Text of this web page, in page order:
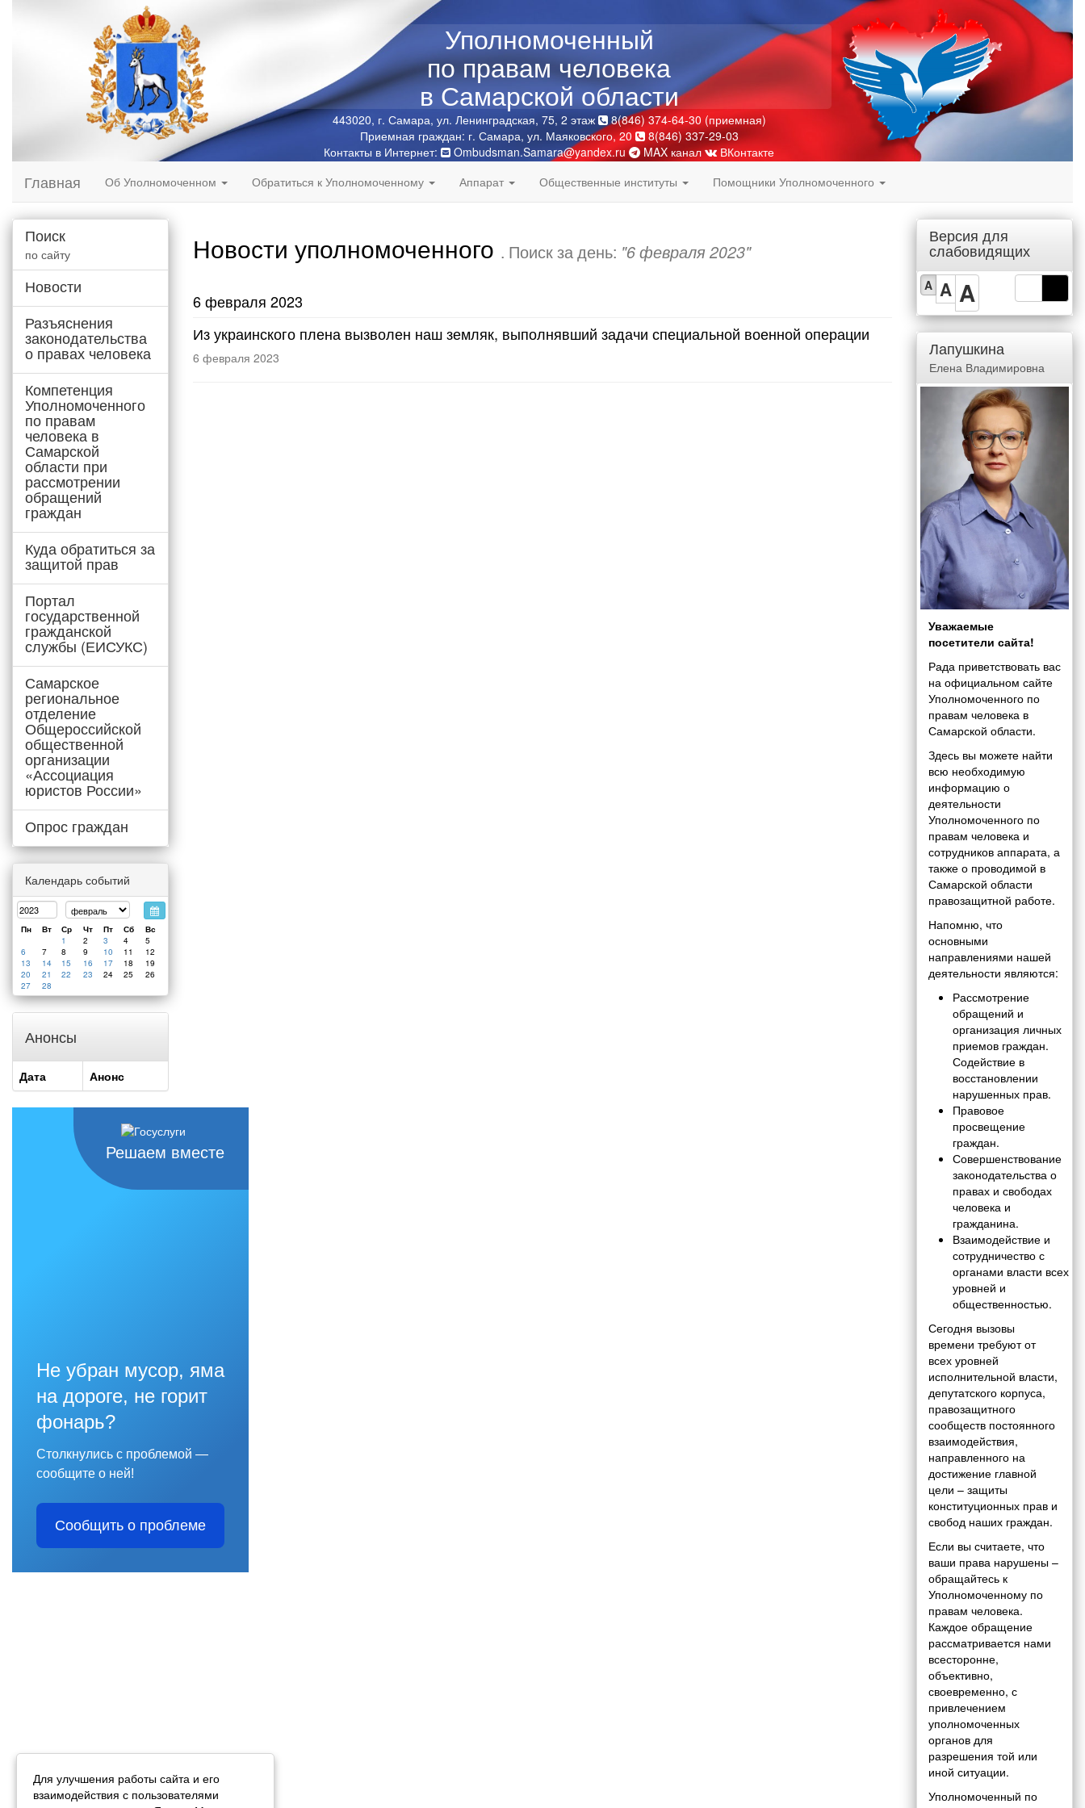
Уполномоченный
по правам человека
в Самарской области
443020, г. Самара, ул. Ленинградская, 75, 2 этаж
8(846) 374-64-30 (приемная)
Приемная граждан: г. Самара, ул. Маяковского, 20
8(846) 337-29-03
Контакты в Интернет:
Ombudsman.Samara@yandex.ru MAX канал ВКонтакте
Главная Об Уполномоченном Обратиться к Уполномоченному Аппарат Общественные институты Помощники Уполномоченного
Поиск
по сайту
Новости
Разъяснения
законодательства
о правах человека
Компетенция
Уполномоченного
по правам
человека в
Самарской
области при
рассмотрении
обращений
граждан
Куда обратиться за
защитой прав
Портал
государственной
гражданской
службы (ЕИСУКС)
Самарское
региональное
отделение
Общероссийской
общественной
организации
«Ассоциация
юристов России»
Опрос граждан
Календарь событий
Пн Вт Ср Чт Пт Сб
Вс
1
2 3 4
5
6
7 8 9 10 11
12
13
14 15 16 17 18
19
20
21 22 23 24 25
26
27
28
Анонсы
Дата Анонс
Решаем вместе
Не убран мусор, яма
на дороге, не горит
фонарь?
Столкнулись с проблемой —
сообщите о ней!
Сообщить о проблеме
Новости уполномоченного . Поиск за день: "6 февраля 2023"
6 февраля 2023
Из украинского плена вызволен наш земляк, выполнявший задачи специальной военной операции
6 февраля 2023
Версия для
слабовидящих
A A A
Лапушкина
Елена Владимировна
Уважаемые
посетители сайта!
Рада приветствовать вас
на официальном сайте
Уполномоченного по
правам человека в
Самарской области.
Здесь вы можете найти
всю необходимую
информацию о
деятельности
Уполномоченного по
правам человека и
сотрудников аппарата, а
также о проводимой в
Самарской области
правозащитной работе.
Напомню, что
основными
направлениями нашей
деятельности являются:
Рассмотрение
обращений и
организация личных
приемов граждан.
Содействие в
восстановлении
нарушенных прав.
Правовое
просвещение
граждан.
Совершенствование
законодательства о
правах и свободах
человека и
гражданина.
Взаимодействие и
сотрудничество с
органами власти всех
уровней и
общественностью.
Сегодня вызовы
времени требуют от
всех уровней
исполнительной власти,
депутатского корпуса,
правозащитного
сообществ постоянного
взаимодействия,
направленного на
достижение главной
цели – защиты
конституционных прав и
свобод наших граждан.
Если вы считаете, что
ваши права нарушены –
обращайтесь к
Уполномоченному по
правам человека.
Каждое обращение
рассматривается нами
всесторонне,
объективно,
своевременно, с
привлечением
уполномоченных
органов для
разрешения той или
иной ситуации.
Уполномоченный по
Для улучшения работы сайта и его
взаимодействия с пользователями